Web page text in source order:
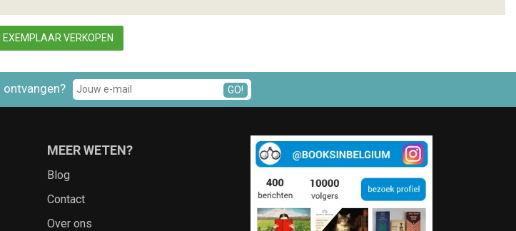
EXEMPLAAR VERKOPEN
ontvangen? GO!
MEER WETEN?
Blog
Contact
Over ons